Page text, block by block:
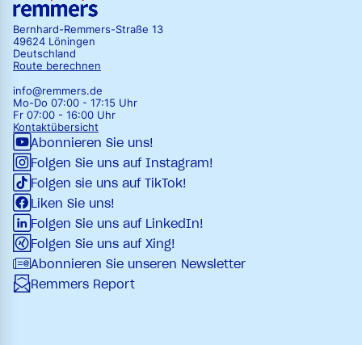
Bernhard-Remmers-Straße 13
49624 Löningen
Deutschland
Route berechnen
info@remmers.de
Mo-Do 07:00 - 17:15 Uhr
Fr 07:00 - 16:00 Uhr
Kontaktübersicht
Abonnieren Sie uns!
Folgen Sie uns auf Instagram!
Folgen sie uns auf TikTok!
Liken Sie uns!
Folgen Sie uns auf LinkedIn!
Folgen Sie uns auf Xing!
Abonnieren Sie unseren Newsletter
Remmers Report